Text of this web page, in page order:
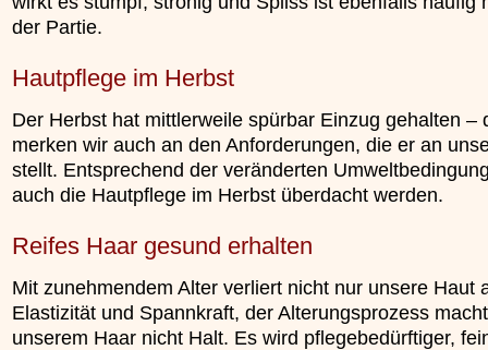
der Partie.
Hautpflege im Herbst
Der Herbst hat mittlerweile spürbar Einzug gehalten –
merken wir auch an den Anforderungen, die er an
stellt. Entsprechend der veränderten
auch die Hautpflege im Herbst überdacht werden.
Reifes Haar gesund erhalten
Mit zunehmendem Alter verliert nicht nur unsere Haut
Elastizität und Spannkraft, der Alterungsprozess
unserem Haar nicht Halt. Es wird pflegebedürftiger,